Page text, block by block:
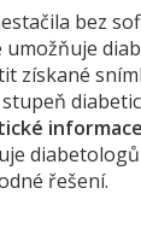
bez
získané
řešení.